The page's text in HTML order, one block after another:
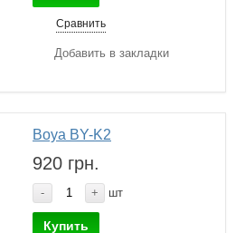
Сравнить
Добавить в закладки
Boya BY-K2
920 грн.
- + шт
Купить